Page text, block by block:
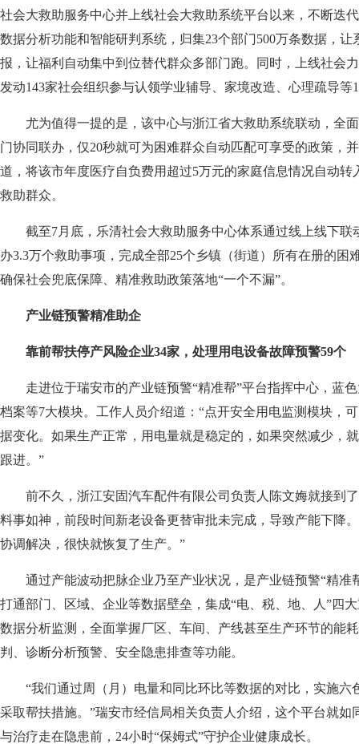
社会大救助服务中心并上线社会大救助系统平台以来，不断迭
数据分析功能和智能研判系统，归集23个部门500万条数据，
报，让福利自动集中到位替代群众多部门跑。同时，上线社会
发动143家社会组织参与认领学业辅导、家境改造、心理疏导等
尤为值得一提的是，该中心与浙江省大救助系统联动，全面
门协同联办，仅20秒就可为困难群众自动匹配可享受的政策，
道，将该市年度医疗自负费用超过5万元的家庭信息情况自动转
救助群众。
截至7月底，乐清社会大救助服务中心体系通过线上线下联
办3.3万个救助事项，完成全部25个乡镇（街道）所有在册的困
确保社会兜底保障、精准救助政策落地“一个不漏”。
产业链预警精准助企
靠前帮扶停产风险企业34家，处理用电设备故障预警59个
走进位于瑞安市的产业链预警“精准帮”平台指挥中心，蓝色
档案等7大模块。工作人员介绍道：“点开安全用电监测模块，
据变化。如果生产正常，用电量就是稳定的，如果突然减少，
跟进。”
前不久，浙江安固汽车配件有限公司负责人陈文娒就接到了
料事如神，前段时间新老设备更替审批未完成，导致产能下降
协调解决，很快就恢复了生产。”
通过产能波动把脉企业乃至产业状况，是产业链预警“精准
打通部门、区域、企业等数据壁垒，集成“电、税、地、人”四
数据分析监测，全面掌握厂区、车间、产线甚至生产环节的能
判、诊断分析预警、安全隐患排查等功能。
“我们通过周（月）电量和同比环比等数据的对比，实施六
采取帮扶措施。”瑞安市经信局相关负责人介绍，这个平台就如
与治疗走在隐患前，24小时“保姆式”守护企业健康成长。